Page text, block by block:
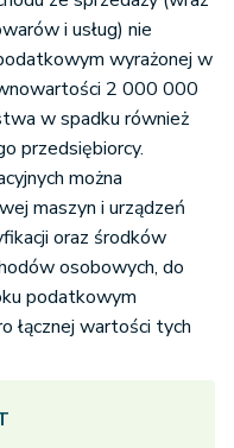
i usług) nie
wyrażonej w
2 000 000
w spadku również
przedsiębiorcy.
można
maszyn i urządzeń
oraz środków
osobowych, do
podatkowym
łącznej wartości tych